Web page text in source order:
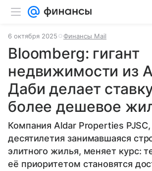
6 октября 2025 Финансы Mail
Bloomberg: гигант
недвижимости из
Даби делает
более дешевое
Компания Aldar Properties
десятилетия занимавшаяся
элитного жилья, меняет курс:
её приоритетом становятся